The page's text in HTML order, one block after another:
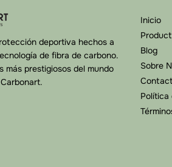
deportiva hechos a
de fibra de carbono.
más prestigiosos del mundo
Inicio
Blog
Sobre
Política